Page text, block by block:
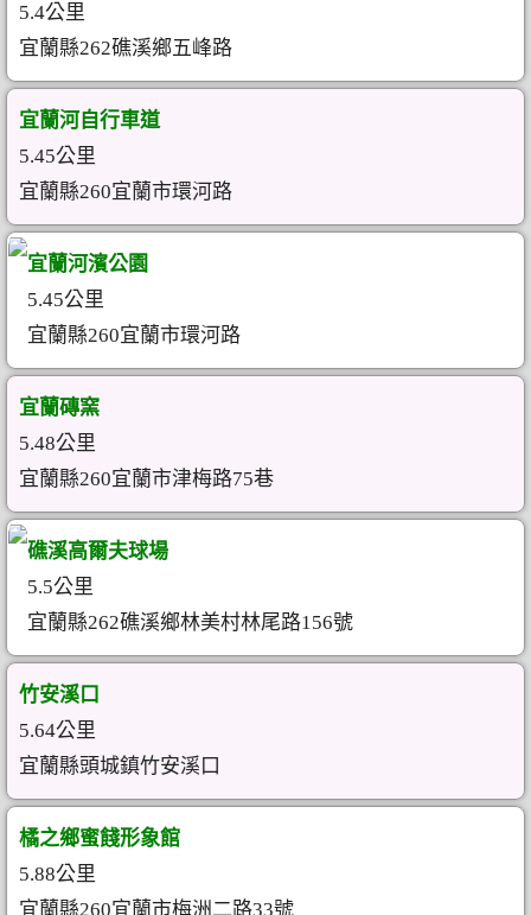
5.4公里
宜蘭縣262礁溪鄉五峰路
宜蘭河自行車道
5.45公里
宜蘭縣260宜蘭市環河路
宜蘭河濱公園
5.45公里
宜蘭縣260宜蘭市環河路
宜蘭磚窯
5.48公里
宜蘭縣260宜蘭市津梅路75巷
礁溪高爾夫球場
5.5公里
宜蘭縣262礁溪鄉林美村林尾路156號
竹安溪口
5.64公里
宜蘭縣頭城鎮竹安溪口
橘之鄉蜜餞形象館
5.88公里
宜蘭縣260宜蘭市梅洲二路33號